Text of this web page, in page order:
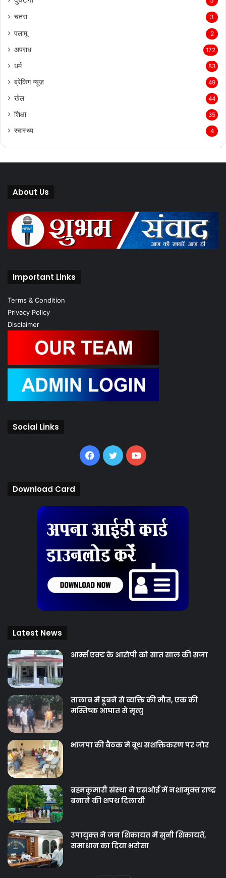
चतरा 3
पलामू 2
अपराध 172
धर्म 83
ब्रेकिंग न्यूज़ 49
खेल 44
शिक्षा 35
स्वास्थ्य 4
About Us
Important Links
Terms & Condition
Privacy Policy
Disclaimer
Social Links
Facebook
TwitterYouTube
Download Card
Latest News
आर्म्स एक्ट के आरोपी को सात साल की सजा
तालाब में डूबने से व्यक्ति की मौत, एक की
मस्तिष्क आघात से मृत्यु
भाजपा की बैठक में बूथ सशक्तिकरण पर जोर
ब्रह्मकुमारी संस्‍था ने एसओई में नशामुक्‍त राष्‍ट्र
बनाने की शपथ दिलायी
उपायुक्‍त ने जन शिकायत में सुनी शिकायतें,
समाधान का दिया भरोसा